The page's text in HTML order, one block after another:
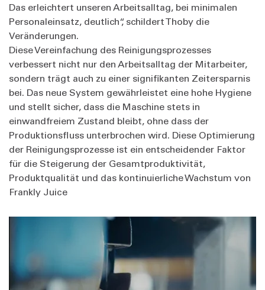
Das erleichtert unseren Arbeitsalltag, bei minimalen
Personaleinsatz, deutlich“, schildert Thoby die
Veränderungen.
Diese Vereinfachung des Reinigungsprozesses
verbessert nicht nur den Arbeitsalltag der Mitarbeiter,
sondern trägt auch zu einer signifikanten Zeitersparnis
bei. Das neue System gewährleistet eine hohe Hygiene
und stellt sicher, dass die Maschine stets in
einwandfreiem Zustand bleibt, ohne dass der
Produktionsfluss unterbrochen wird. Diese Optimierung
der Reinigungsprozesse ist ein entscheidender Faktor
für die Steigerung der Gesamtproduktivität,
Produktqualität und das kontinuierliche Wachstum von
Frankly Juice